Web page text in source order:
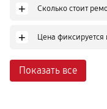
+ Сколько стоит
+ Цена
Показать все